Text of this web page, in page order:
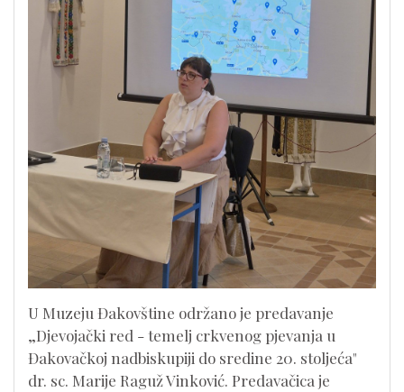
U Muzeju Đakovštine održano je predavanje
„Djevojački red - temelj crkvenog pjevanja u
Đakovačkoj nadbiskupiji do sredine 20. stoljeća"
dr. sc. Marije Raguž Vinković. Predavačica je